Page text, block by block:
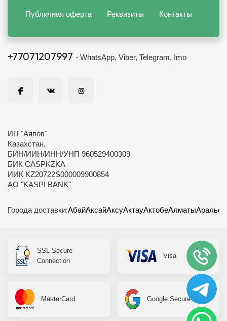
Публичная оферта Реквизиты Контакты
+77071207997 - WhatsApp, Viber, Telegram, Imo
ИП "Аяпов"
Казахстан,
БИН/ИИН/ИНН/УНП 960529400309
БИК CASPKZKA
ИИК KZ20722S000009900854
АО "KASPI BANK"
Города доставки:АбайАксайАксуАктауАктобеАлматыАральск
SSL Secure
Connection
Visa
MasterCard Google Secure